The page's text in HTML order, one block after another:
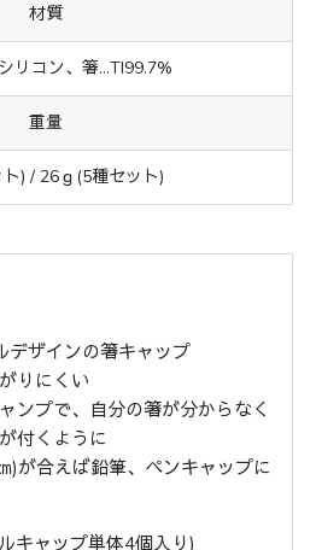
材質
リコン、箸…TI99.7%
重量
) / 26ｇ(5種セット)
デザインの箸キャップ
りにくい
ンプで、自分の箸が分からなく
付くように
)が合えば鉛筆、ペンキャップに
キャップ単体4個入り)